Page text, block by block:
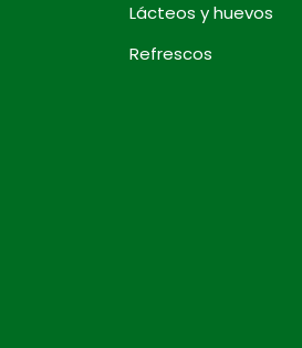
Lácteos y huevos
Refrescos